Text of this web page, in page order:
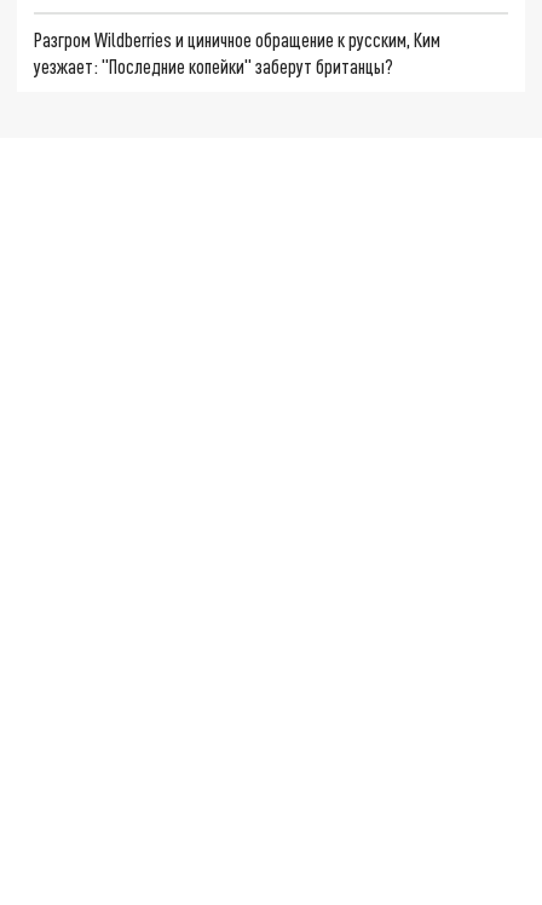
Разгром Wildberries и циничное обращение к русским, Ким
уезжает: "Последние копейки" заберут британцы?